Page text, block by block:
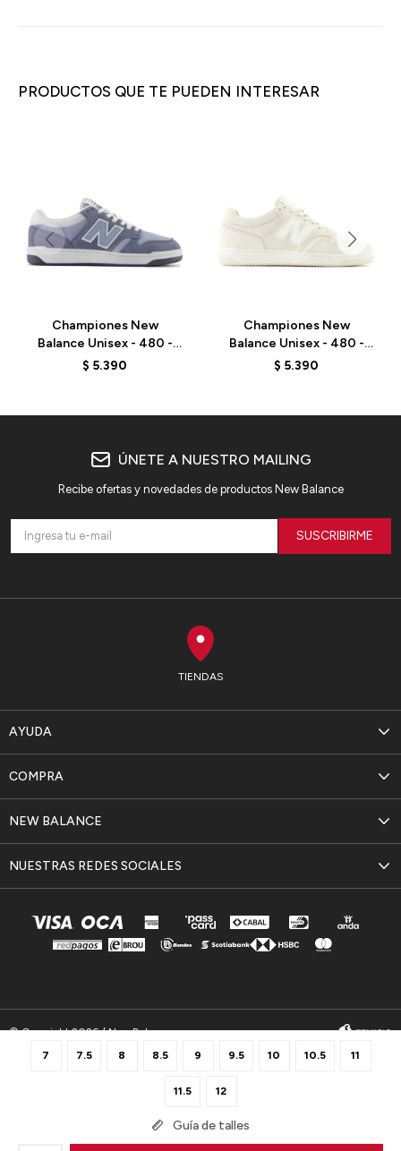
7 7.5 8 8.5 9 9.5 10 10.5 11
11.5 12
Guía de talles
PRODUCTOS QUE TE PUEDEN INTERESAR
Championes New
Balance Unisex - 480 -
BB480LEB - ARCTIC
$ 5.390
Championes New
Balance Unisex - 480 -
BB480LDS - LINEN
$ 5.390
TIENDAS
AYUDA
NEW BALANCE
COMPRA
NUESTRAS REDES SOCIALES
ÚNETE A NUESTRO MAILING
Recibe ofertas y novedades de productos New Balance
SUSCRIBIRME
© Copyright 2026 / New Balance